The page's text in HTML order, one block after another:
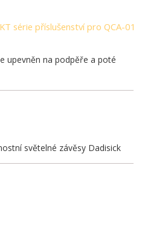
série příslušenství pro QCA-01
upevněn na podpěře a poté
světelné závěsy Dadisick